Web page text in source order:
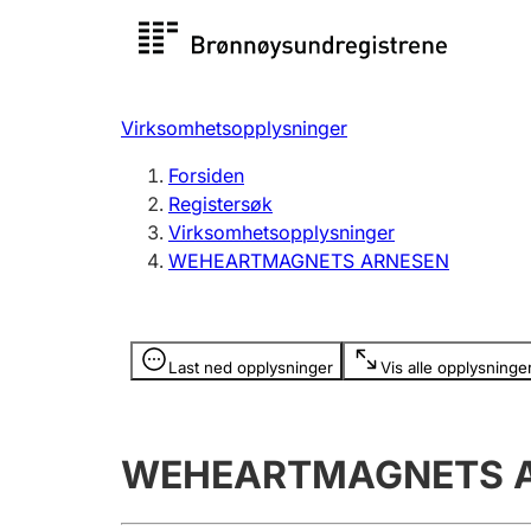
Registersøk
Registrere, endre, slette
Virksomhetsopplysninger
Forsiden
Registersøk
Virksomhetsopplysninger
WEHEARTMAGNETS ARNESEN
Last ned opplysninger Vis alle
Opplysninger er skjult
WEHEARTMAGNETS